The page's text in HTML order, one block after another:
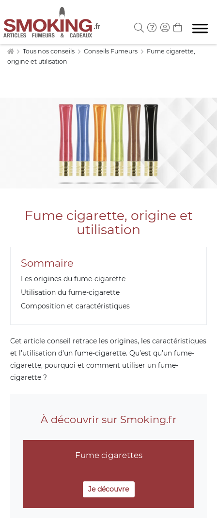
Tous nos conseils Conseils Fumeurs
Fume cigarette,
origine et utilisation
Fume cigarette, origine et
utilisation
Sommaire
Les origines du fume-cigarette
Utilisation du fume-cigarette
Composition et caractéristiques
Cet article conseil retrace les origines, les caractéristiques
et l’utilisation d’un fume-cigarette. Qu’est qu’un fume-
cigarette, pourquoi et comment utiliser un fume-
cigarette ?
À découvrir sur Smoking.fr
Fume cigarettes
Je découvre